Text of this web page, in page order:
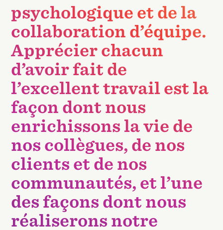
psychologique et de la
collaboration d’équipe.
Apprécier chacun
d’avoir fait de
l’excellent travail est la
façon dont nous
enrichissons la vie de
nos collègues, de nos
clients et de nos
communautés, et l’une
des façons dont nous
réaliserons notre